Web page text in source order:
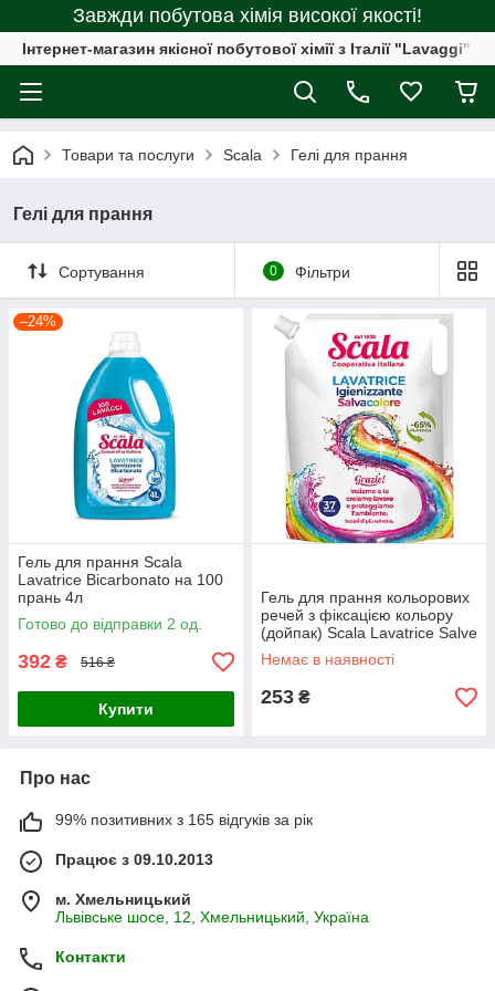
Завжди побутова хімія високої якості!
Інтернет-магазин якісної побутової хімії з Італії "Lavaggi"
Товари та послуги Scala Гелі для прання
Гелі для прання
Сортування 0 Фільтри
–24%
Гель для прання Scala
Lavatrice Bicarbonato на 100
прань 4л
Готово до відправки 2 од.
392 ₴ 516 ₴
Купити
Гель для прання кольорових
речей з фіксацією кольору
(дойпак) Scala Lavatrice Salve
Colore на 37 прань1500 мл
Немає в наявності
253 ₴
Про нас
99% позитивних з 165 відгуків за рік
Працює з 09.10.2013
м. Хмельницький
Львівське шосе, 12, Хмельницький, Україна
Контакти